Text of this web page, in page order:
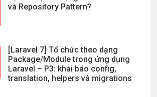
và Repository Pattern?
[Laravel 7] Tổ chức theo dạng
Package/Module trong ứng dụng
Laravel – P3: khai báo config,
translation, helpers và migrations